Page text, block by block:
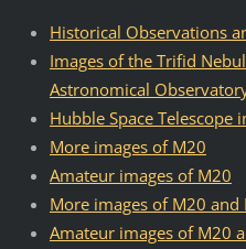
Historical Observations
Images of the Trifid
Astronomical
Hubble Space Telescope
More images of M20
Amateur images of M20
More images of M20 and
Amateur images of M20